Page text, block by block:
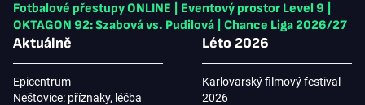
Fotbalové přestupy ONLINE
Eventový prostor Level 9
OKTAGON 92: Szabová vs. Pudilová
Chance Liga 2026/27
Aktuálně
Epicentrum
Neštovice: příznaky, léčba
Léto 2026
Karlovarský filmový festival
2026